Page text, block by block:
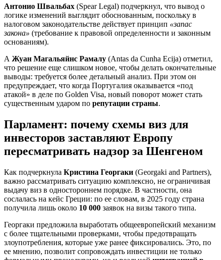
Антонио Швальбах (Spear Legal) подчеркнул, что вывод о
логике изменений выглядит обоснованным, поскольку в
налоговом законодательстве действует принцип «запас
закона» (требование к правовой определенности и законным
основаниям).
А Жуан Магальяйнс Рамалу (Antas da Cunha Ecija) отметил,
что решение еще слишком новое, чтобы делать окончательные
выводы: требуется более детальный анализ. При этом он
предупреждает, что когда Португалия оказывается «под
атакой» в деле по Golden Visa, новый поворот может стать
существенным ударом по репутации страны.
Парламент: почему схемы виз для
инвесторов заставляют Европу
пересматривать надзор за Шенгеном
Как подчеркнула Кристина Георгаки (Georgaki and Partners),
важно рассматривать ситуацию комплексно, не ограничивая
выдачу виз в одностороннем порядке. В частности, она
сослалась на кейс Греции: по ее словам, в 2025 году страна
получила лишь около 10 000 заявок на визы такого типа.
Георгаки предложила выработать общеевропейский механизм
с более тщательными проверками, чтобы предотвращать
злоупотребления, которые уже ранее фиксировались. Это, по
ее мнению, позволит сопровождать инвестиции не только